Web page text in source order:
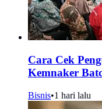
Cara Cek
Kemnaker
Bisnis•1 hari lalu